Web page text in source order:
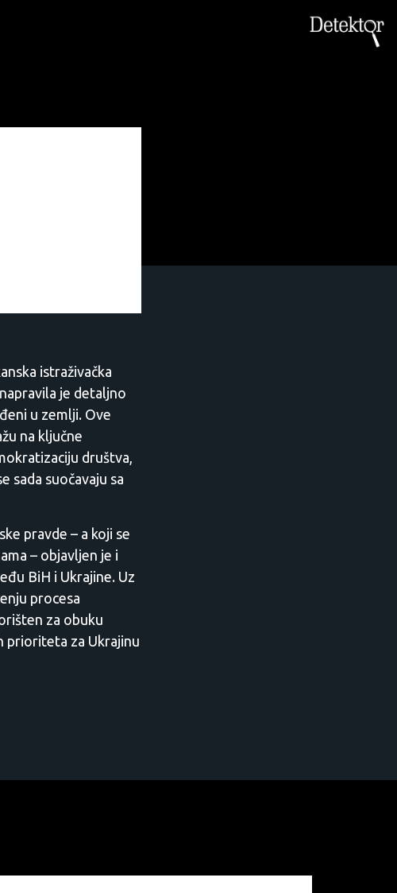
istraživačka
je detaljno
u zemlji. Ove
na ključne
društva,
sada suočavaju sa
pravde – a koji se
– objavljen je i
BiH i Ukrajine. Uz
procesa
za obuku
prioriteta za Ukrajinu